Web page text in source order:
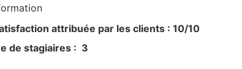
attribuée par les clients : 10/10
de stagiaires : 3